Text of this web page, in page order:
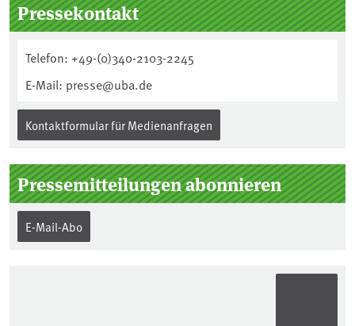
Pressekontakt
Telefon: +49-(0)340-2103-2245
E-Mail: presse@uba.de
Kontaktformular für Medienanfragen
Pressemitteilungen abonnieren
E-Mail-Abo